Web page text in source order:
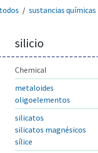
sustancias químicas
silicio
Chemical
metaloides
oligoelementos
silicatos
silicatos magnésicos
sílice